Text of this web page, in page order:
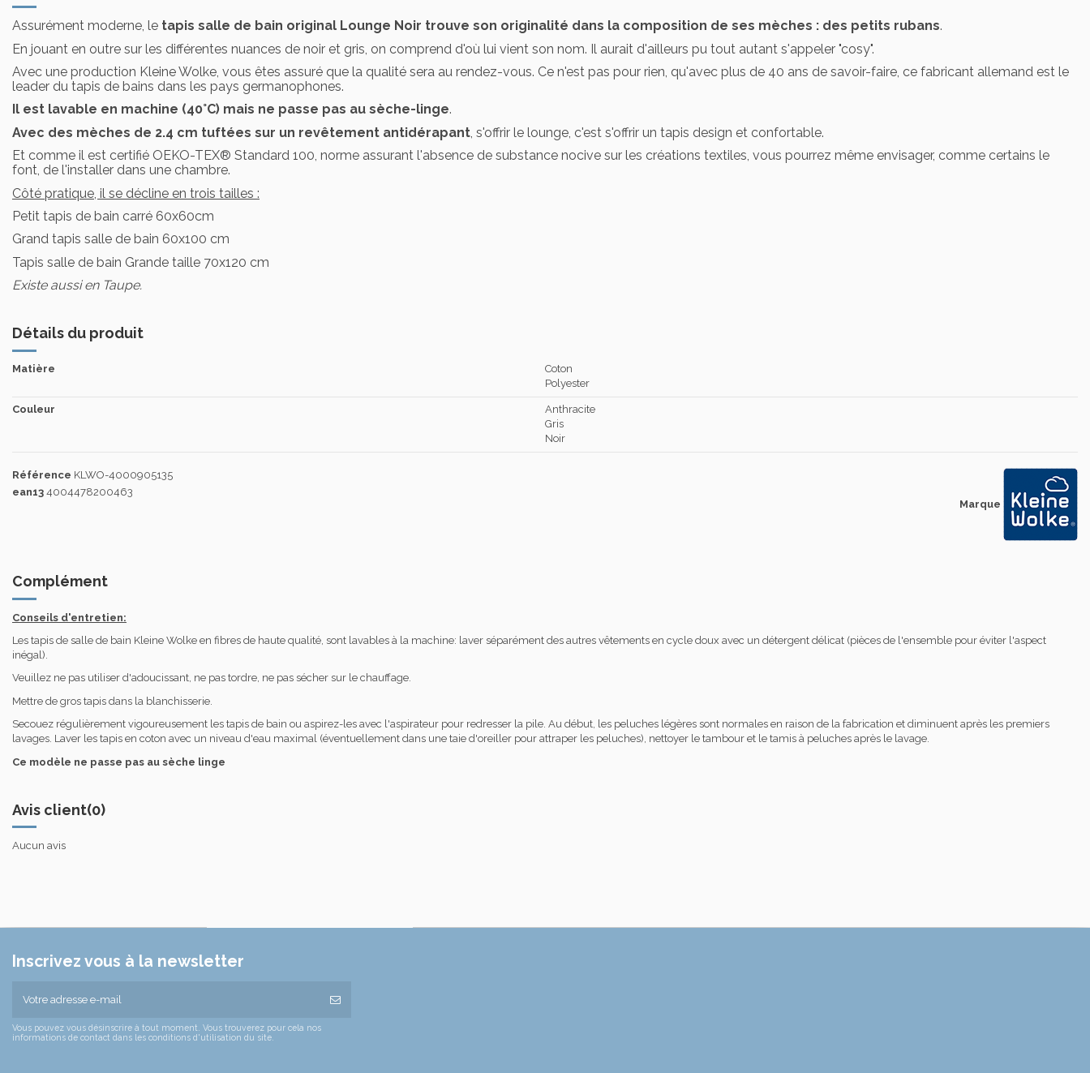
Assurément moderne, le tapis salle de bain original Lounge Noir trouve son originalité dans la composition de ses mèches : des petits rubans.
En jouant en outre sur les différentes nuances de noir et gris, on comprend d'où lui vient son nom. Il aurait d'ailleurs pu tout autant s'appeler "cosy".
Avec une production Kleine Wolke, vous êtes assuré que la qualité sera au rendez-vous. Ce n'est pas pour rien, qu'avec plus de 40 ans de savoir-faire, ce fabricant allemand est le
leader du tapis de bains dans les pays germanophones.
Il est lavable en machine (40°C) mais ne passe pas au sèche-linge.
Avec des mèches de 2.4 cm tuftées sur un revêtement antidérapant, s'offrir le lounge, c'est s'offrir un tapis design et confortable.
Et comme il est certifié OEKO-TEX® Standard 100, norme assurant l'absence de substance nocive sur les créations textiles, vous pourrez même envisager, comme certains le
font, de l'installer dans une chambre.
Côté pratique, il se décline en trois tailles :
Petit tapis de bain carré 60x60cm
Grand tapis salle de bain 60x100 cm
Tapis salle de bain Grande taille 70x120 cm
Existe aussi en Taupe.
Détails du produit
Matière
Coton
Polyester
Couleur
Anthracite
Gris
Noir
Marque
Référence KLWO-4000905135
ean13 4004478200463
Complément
Conseils d'entretien:
Les tapis de salle de bain Kleine Wolke en fibres de haute qualité, sont lavables à la machine: laver séparément des autres vêtements en cycle doux avec un détergent délicat (pièces de l'ensemble pour éviter l'aspect
inégal).
Veuillez ne pas utiliser d'adoucissant, ne pas tordre, ne pas sécher sur le chauffage.
Mettre de gros tapis dans la blanchisserie.
Secouez régulièrement vigoureusement les tapis de bain ou aspirez-les avec l'aspirateur pour redresser la pile. Au début, les peluches légères sont normales en raison de la fabrication et diminuent après les premiers
lavages. Laver les tapis en coton avec un niveau d'eau maximal (éventuellement dans une taie d'oreiller pour attraper les peluches), nettoyer le tambour et le tamis à peluches après le lavage.
Ce modèle ne passe pas au sèche linge
Avis client(0)
Aucun avis
Inscrivez vous à la newsletter
Vous pouvez vous désinscrire à tout moment. Vous trouverez pour cela nos
informations de contact dans les conditions d'utilisation du site.